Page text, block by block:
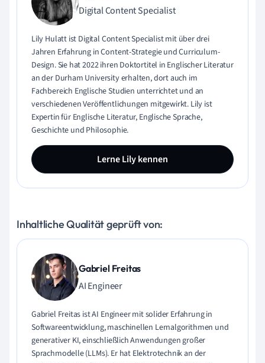
Digital Content Specialist
Lily Hulatt ist Digital Content Specialist mit über drei
Jahren Erfahrung in Content-Strategie und Curriculum-
Design. Sie hat 2022 ihren Doktortitel in Englischer Literatur
an der Durham University erhalten, dort auch im
Fachbereich Englische Studien unterrichtet und an
verschiedenen Veröffentlichungen mitgewirkt. Lily ist
Expertin für Englische Literatur, Englische Sprache,
Geschichte und Philosophie.
Lerne Lily kennen
Inhaltliche Qualität geprüft von:
Gabriel Freitas
AI Engineer
Gabriel Freitas ist AI Engineer mit solider Erfahrung in
Softwareentwicklung, maschinellen Lernalgorithmen und
generativer KI, einschließlich Anwendungen großer
Sprachmodelle (LLMs). Er hat Elektrotechnik an der